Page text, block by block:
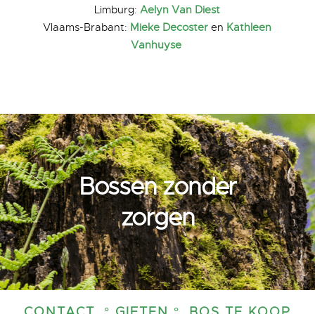
Limburg:Aelyn Van Diest
Vlaams-Brabant: Mieke Decoster en Kathleen
Vanhuyse
Bossen zonder
zorgen